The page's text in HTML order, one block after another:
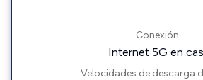
Conexión:
Internet 5G en
Velocidades de descarga